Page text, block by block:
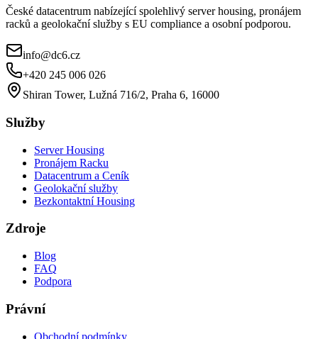
České datacentrum nabízející spolehlivý server housing, pronájem
racků a geolokační služby s EU compliance a osobní podporou.
info@dc6.cz
+420 245 006 026
Shiran Tower, Lužná 716/2, Praha 6, 16000
Služby
Server Housing
Pronájem Racku
Datacentrum a Ceník
Geolokační služby
Bezkontaktní Housing
Zdroje
Blog
FAQ
Podpora
Právní
Obchodní podmínky